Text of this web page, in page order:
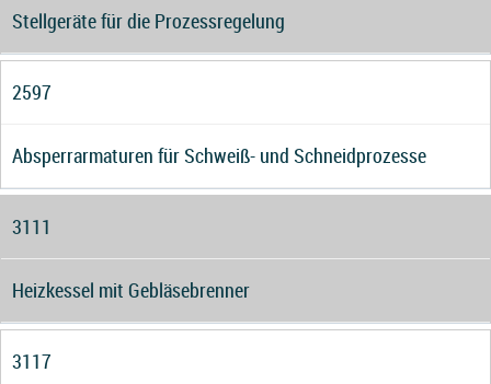
Stellgeräte für die Prozessregelung
2597
Absperrarmaturen für Schweiß- und Schneidprozesse
3111
Heizkessel mit Gebläsebrenner
3117